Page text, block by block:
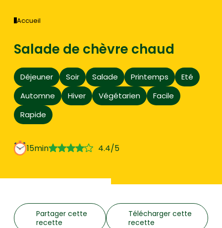
Accueil
Salade de chèvre chaud
Déjeuner Soir Salade Printemps
Eté
Automne
Hiver Végétarien
Facile
Rapide
15min 4.4/5
Partager cette
recette
Télécharger cette
recette